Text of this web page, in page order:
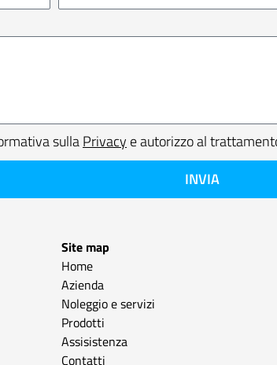
sullaPrivacy e autorizzo al
INVIA
Site map
Home
Azienda
Noleggio e servizi
Prodotti
Assisistenza
Contatti